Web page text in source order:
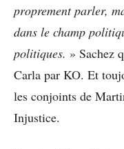
proprement parler,
dans le champ
politiques. » Sachez
Carla par KO. Et
les conjoints de
Injustice.